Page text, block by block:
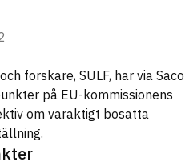
forskare, SULF, har via Saco
på EU-kommissionens
om varaktigt bosatta